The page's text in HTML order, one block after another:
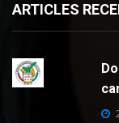
ARTICLES